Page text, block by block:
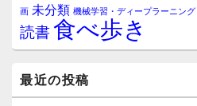
画 未分類 機械学習・ディープラーニング
読書食べ歩き
最近の投稿